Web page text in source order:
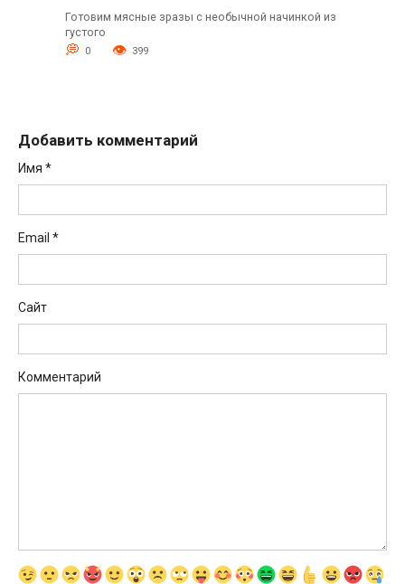
Готовим мясные зразы с необычной начинкой из
густого
0 399
Добавить комментарий
Имя *
Email *
Сайт
Комментарий